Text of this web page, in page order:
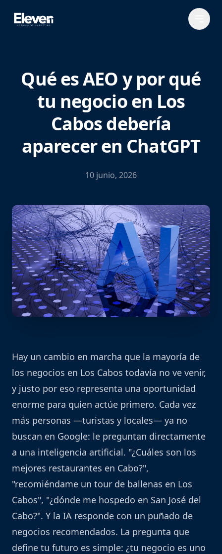
Qué es AEO y por qué
tu negocio en Los
Cabos debería
aparecer en ChatGPT
10 junio, 2026
Hay un cambio en marcha que la mayoría de
los negocios en Los Cabos todavía no ve venir,
y justo por eso representa una oportunidad
enorme para quien actúe primero. Cada vez
más personas —turistas y locales— ya no
buscan en Google: le preguntan directamente
a una inteligencia artificial. "¿Cuáles son los
mejores restaurantes en Cabo?",
"recomiéndame un tour de ballenas en Los
Cabos", "¿dónde me hospedo en San José del
Cabo?". Y la IA responde con un puñado de
negocios recomendados. La pregunta que
define tu futuro es simple: ¿tu negocio es uno